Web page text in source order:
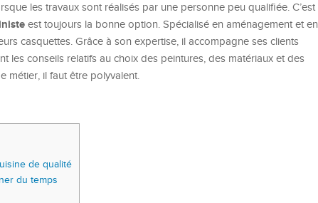
les travaux sont réalisés par une personne peu qualifiée. C’est
est toujours la bonne option. Spécialisé en aménagement et en
casquettes. Grâce à son expertise, il accompagne ses clients
les conseils relatifs au choix des peintures, des matériaux et des
métier, il faut être polyvalent.
de qualité
du temps